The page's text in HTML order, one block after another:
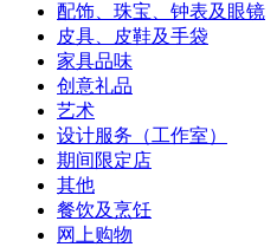
配饰、珠宝、钟表及眼镜
皮具、皮鞋及手袋
家具品味
创意礼品
艺术
设计服务（工作室）
期间限定店
其他
餐饮及烹饪
网上购物